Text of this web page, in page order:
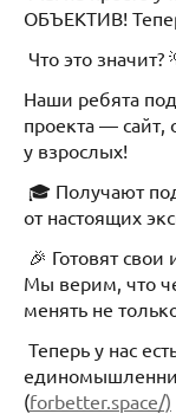
ОБЪЕКТИВ!
Что это значит?
Наши ребята
проекта — сайт,
у взрослых!
🎓 Получают
от настоящих
🎉 Готовят
Мы верим, что
менять не
Теперь у нас
(forbetter.space/)